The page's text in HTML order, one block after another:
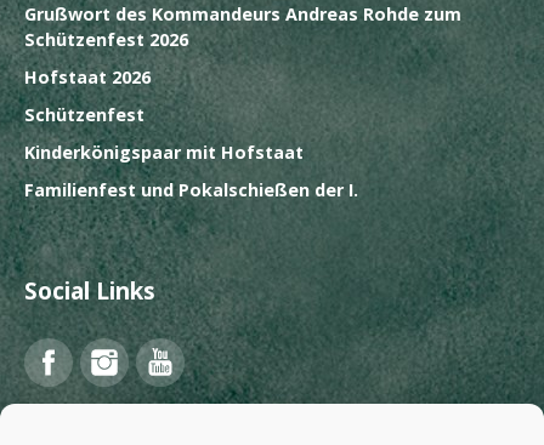
Grußwort des Kommandeurs Andreas Rohde zum
Schützenfest 2026
Hofstaat 2026
Schützenfest
Kinderkönigspaar mit Hofstaat
Familienfest und Pokalschießen der I.
Social Links
FacebookInstagramYouTube